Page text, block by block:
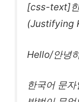
[css-text]
(Justifying
Hello/안녕
한국어 문